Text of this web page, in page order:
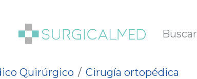
Quirúrgico
Cirugía ortopédica